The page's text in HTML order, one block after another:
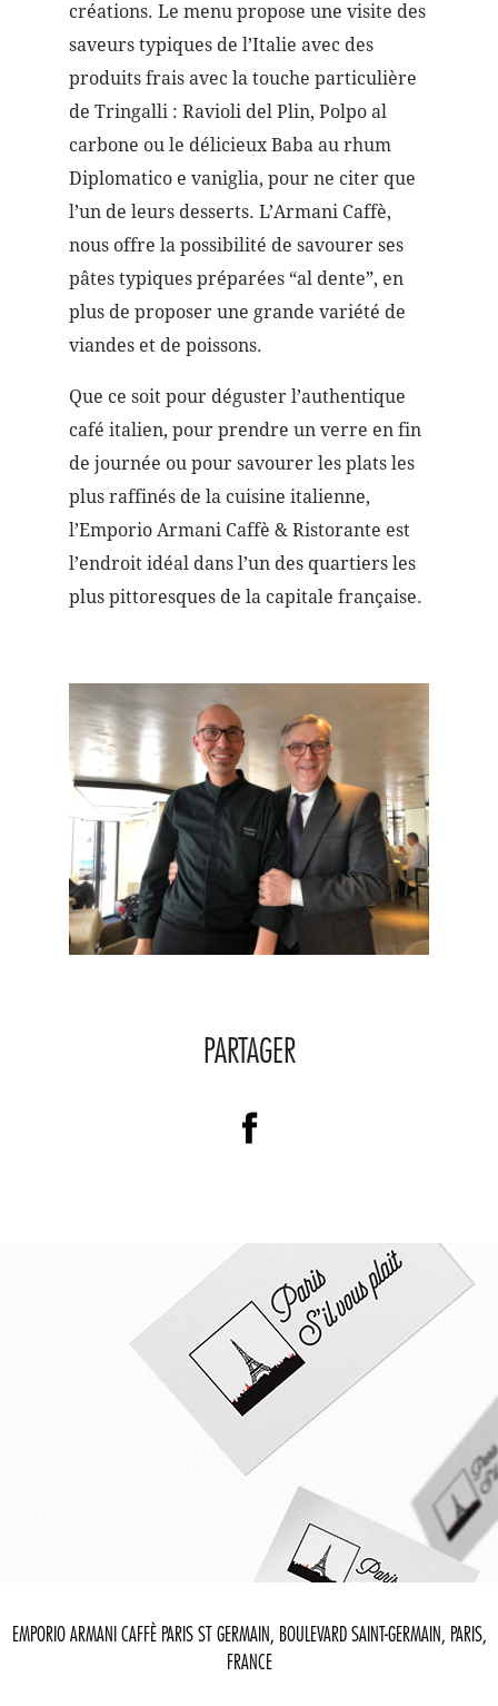
créations. Le menu propose une visite des
saveurs typiques de l’Italie avec des
produits frais avec la touche particulière
de Tringalli : Ravioli del Plin, Polpo al
carbone ou le délicieux Baba au rhum
Diplomatico e vaniglia, pour ne citer que
l’un de leurs desserts. L’Armani Caffè,
nous offre la possibilité de savourer ses
pâtes typiques préparées “al dente”, en
plus de proposer une grande variété de
viandes et de poissons.
Que ce soit pour déguster l’authentique
café italien, pour prendre un verre en fin
de journée ou pour savourer les plats les
plus raffinés de la cuisine italienne,
l’Emporio Armani Caffè & Ristorante est
l’endroit idéal dans l’un des quartiers les
plus pittoresques de la capitale française.
PARTAGER
EMPORIO ARMANI CAFFÈ PARIS ST GERMAIN, BOULEVARD SAINT-GERMAIN, PARIS,
FRANCE